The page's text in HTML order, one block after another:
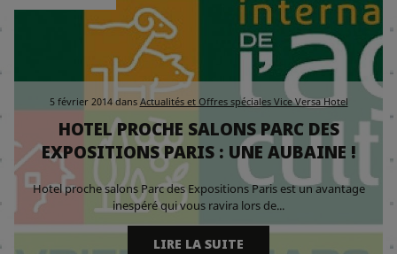
5 février 2014 dans Actualités et Offres spéciales Vice Versa Hotel
HOTEL PROCHE SALONS PARC DES
EXPOSITIONS PARIS : UNE AUBAINE !
Hotel proche salons Parc des Expositions Paris est un avantage
inespéré qui vous ravira lors de...
LIRE LA SUITE